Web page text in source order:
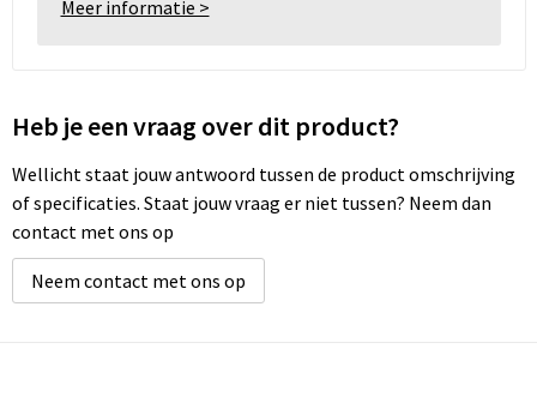
Meer informatie >
Heb je een vraag over dit product?
Wellicht staat jouw antwoord tussen de product omschrijving
of specificaties. Staat jouw vraag er niet tussen? Neem dan
contact met ons op
Neem contact met ons op